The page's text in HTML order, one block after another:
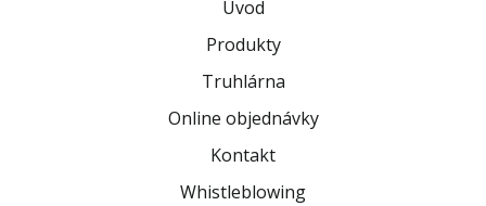
Úvod
Produkty
Truhlárna
Online objednávky
Kontakt
Whistleblowing